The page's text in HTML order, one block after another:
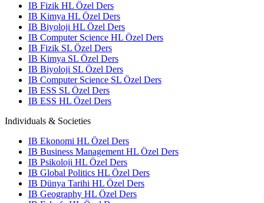
IB Fizik HL Özel Ders
IB Kimya HL Özel Ders
IB Biyoloji HL Özel Ders
IB Computer Science HL Özel Ders
IB Fizik SL Özel Ders
IB Kimya SL Özel Ders
IB Biyoloji SL Özel Ders
IB Computer Science SL Özel Ders
IB ESS SL Özel Ders
IB ESS HL Özel Ders
Individuals & Societies
IB Ekonomi HL Özel Ders
IB Business Management HL Özel Ders
IB Psikoloji HL Özel Ders
IB Global Politics HL Özel Ders
IB Dünya Tarihi HL Özel Ders
IB Geography HL Özel Ders